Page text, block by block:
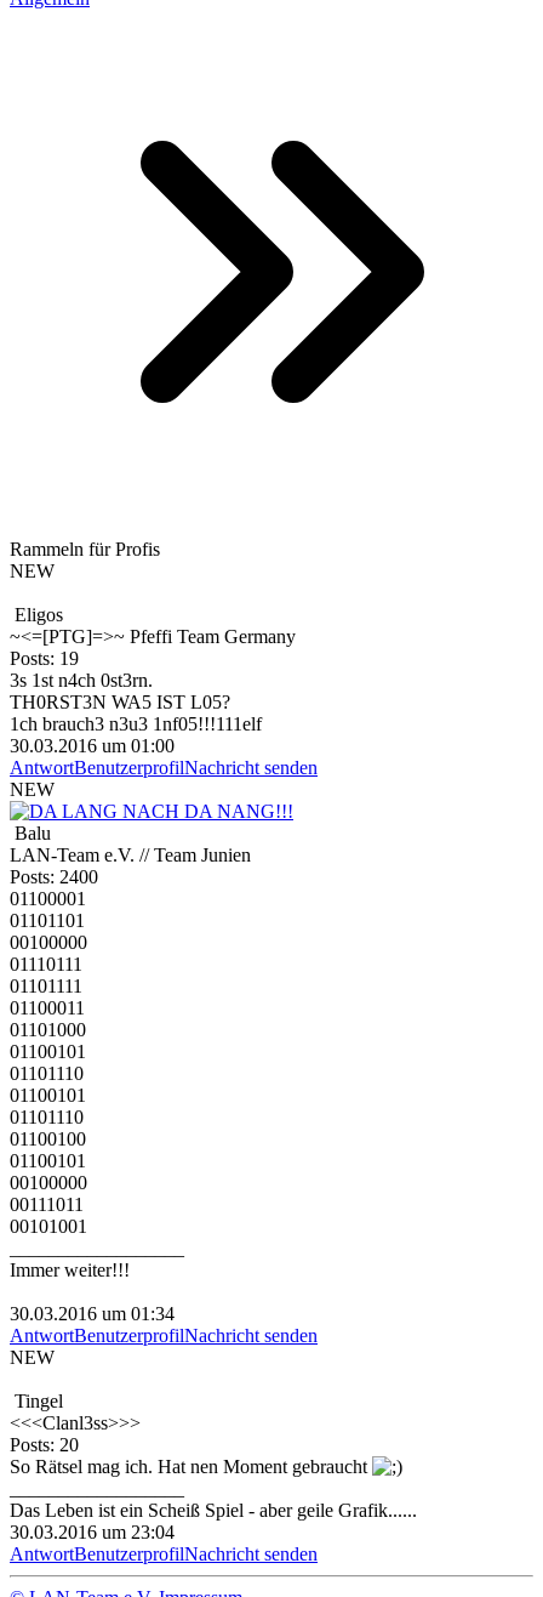
Rammeln für Profis
NEW
Eligos
~<=[PTG]=>~ Pfeffi Team Germany
Posts: 19
3s 1st n4ch 0st3rn.
TH0RST3N WA5 IST L05?
1ch brauch3 n3u3 1nf05!!!111elf
30.03.2016 um 01:00
AntwortBenutzerprofilNachricht senden
NEW
Balu
LAN-Team e.V. // Team Junien
Posts: 2400
01100001
01101101
00100000
01110111
01101111
01100011
01101000
01100101
01101110
01100101
01101110
01100100
01100101
00100000
00111011
00101001
Immer weiter!!!
30.03.2016 um 01:34
AntwortBenutzerprofilNachricht senden
NEW
Tingel
<<<Clanl3ss>>>
Posts: 20
So Rätsel mag ich. Hat nen Moment gebraucht
Das Leben ist ein Scheiß Spiel - aber geile Grafik......
30.03.2016 um 23:04
AntwortBenutzerprofilNachricht senden